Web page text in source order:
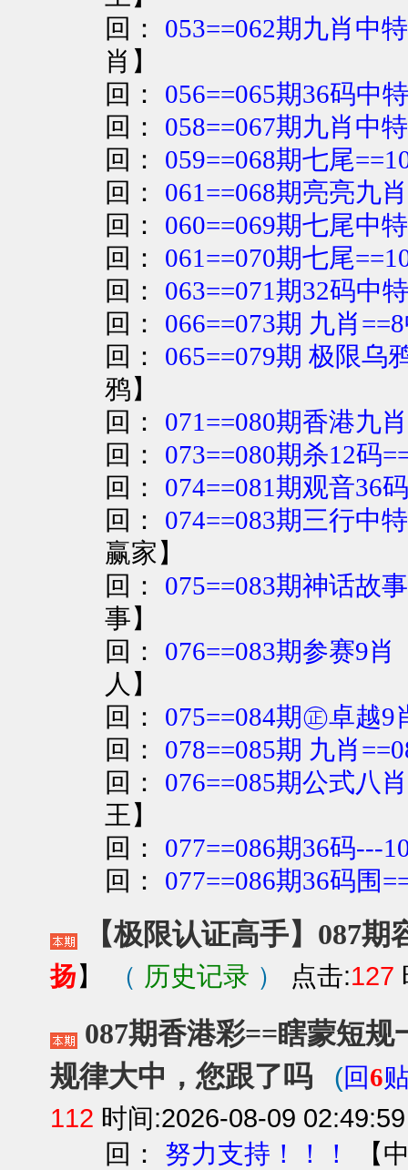
回： 053==062期九肖中
肖 】
回： 056==065期36码中
回： 058==067期九肖中
回： 059==068期七尾
回： 061==068期亮亮九
回： 060==069期七尾中
回： 061==070期七尾
回： 063==071期32码中
回： 066==073期 九肖
回： 065==079期 极限乌
鸦】
回： 071==080期香港九
回： 073==080期杀12码
回： 074==081期观音36
回： 074==083期三行中
赢家】
回： 075==083期神话故
事】
回： 076==083期参赛9
人 】
回： 075==084期㊣卓越9
回： 078==085期 九肖
回： 076==085期公式八
王】
回： 077==086期36码---
回： 077==086期36码围
【极限认证高手】087
扬】 （ 历史记录 ） 点击:127
087期香港彩==瞎蒙短
规律大中，您跟了吗
(回6
112 时间:2026-08-09 02:49:59
回： 努力支持！！！ 【